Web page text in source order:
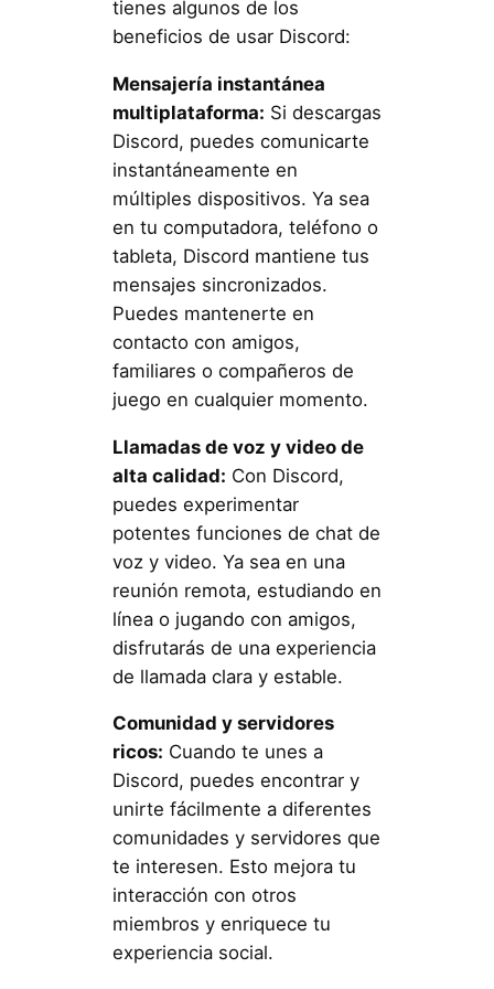
tienes algunos de los
beneficios de usar Discord:
Mensajería instantánea
multiplataforma: Si descargas
Discord, puedes comunicarte
instantáneamente en
múltiples dispositivos. Ya sea
en tu computadora, teléfono o
tableta, Discord mantiene tus
mensajes sincronizados.
Puedes mantenerte en
contacto con amigos,
familiares o compañeros de
juego en cualquier momento.
Llamadas de voz y video de
alta calidad: Con Discord,
puedes experimentar
potentes funciones de chat de
voz y video. Ya sea en una
reunión remota, estudiando en
línea o jugando con amigos,
disfrutarás de una experiencia
de llamada clara y estable.
Comunidad y servidores
ricos: Cuando te unes a
Discord, puedes encontrar y
unirte fácilmente a diferentes
comunidades y servidores que
te interesen. Esto mejora tu
interacción con otros
miembros y enriquece tu
experiencia social.